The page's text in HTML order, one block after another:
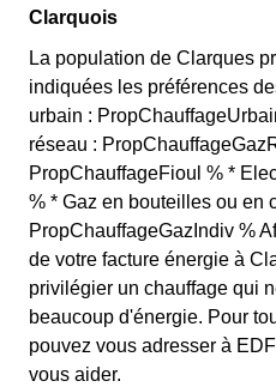
Clarquois
La population de Clarques
indiquées les préférences
urbain :
réseau :
PropChauffageFioul % *
% * Gaz en bouteilles ou en
PropChauffageGazIndiv %
de votre facture énergie à
privilégier un chauffage qui
beaucoup d'énergie. Pour
pouvez vous adresser à
vous aider.